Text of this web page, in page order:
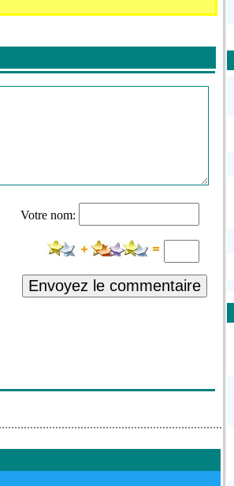
Country
Votre nom:
Envoyez le commentaire